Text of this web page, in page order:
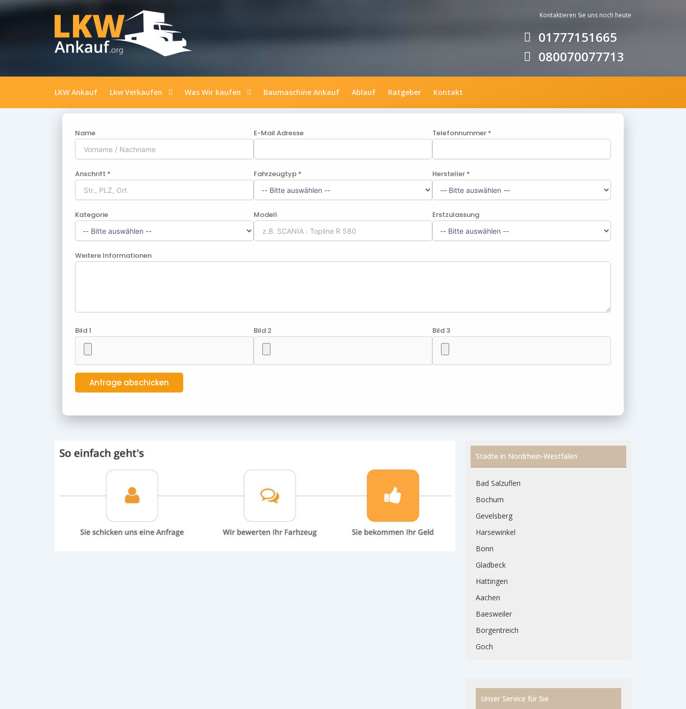
Kontaktieren Sie uns noch heute
01777151665
080070077713
LKW Ankauf Lkw Verkaufen Was Wir kaufen Baumaschine Ankauf Ablauf Ratgeber Kontakt
Name E-Mail Adresse Telefonnummer *
Anschrift * Fahrzeugtyp * Hersteller *
Kategorie Modell Erstzulassung
Weitere Informationen
Bild 1 Bild 2 Bild 3
Städte in Nordrhein-Westfalen
Bad Salzuflen
Bochum
Gevelsberg
Harsewinkel
Bonn
Gladbeck
Hattingen
Aachen
Baesweiler
Borgentreich
Goch
Unser Service für Sie